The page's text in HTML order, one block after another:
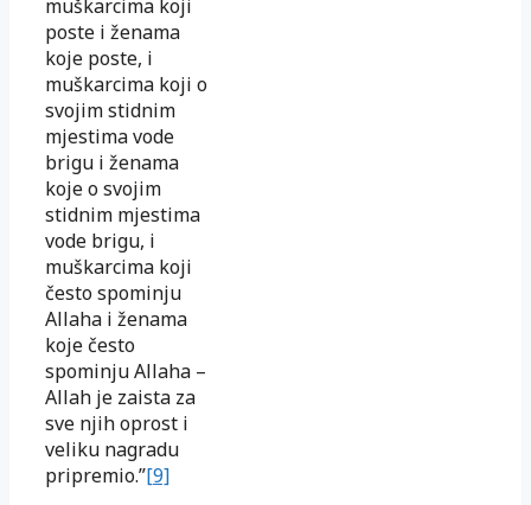
muškarcima koji
poste i ženama
koje poste, i
muškarcima koji o
svojim stidnim
mjestima vode
brigu i ženama
koje o svojim
stidnim mjestima
vode brigu, i
muškarcima koji
često spominju
Allaha i ženama
koje često
spominju Allaha –
Allah je zaista za
sve njih oprost i
veliku nagradu
pripremio.”[9]